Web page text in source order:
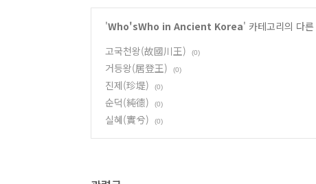
'Who'sWho in Ancient Korea' 카테고리의 다
고국천왕(故國川王)
(0)
거등왕(居登王) (0)
진제(珍堤) (0)
순덕(純德) (0)
실혜(實兮) (0)